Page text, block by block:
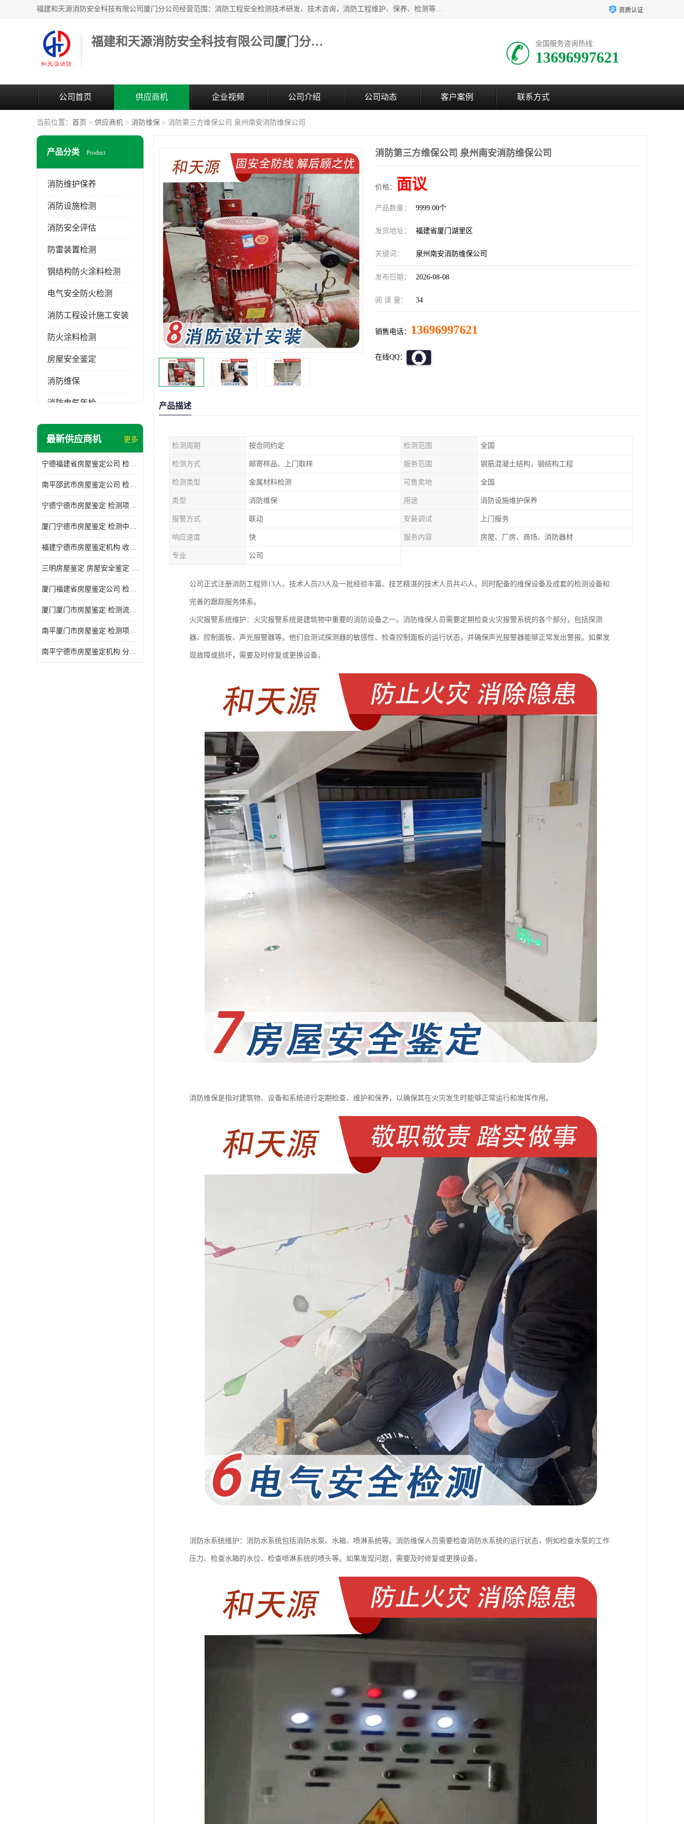
福建和天源消防安全科技有限公司厦门分公司经营范围：消防工程安全检测技术研发、技术咨询，消防工程维护、保养、检测等；主要的服务有：消防工程安全检测,消防工程施工,消防安全评估,消防维保,消防设施检测,消防维护保养,房屋安全鉴定,防雷装置检测,防火涂料检测,消防电气年检,泉州消防施工安装公司；消防器材、建材、五金制品零售。 资质认证
福建和天源消防安全科技有限公司厦门分公司 全国服务咨询热线:
13696997621
公司首页 供应商机 企业视频 公司介绍 公司动态 客户案例 联系方式
当前位置： 首页 > 供应商机 > 消防维保 > 消防第三方维保公司 泉州南安消防维保公司
产品分类 Product
消防维护保养
消防设施检测
消防安全评估
防雷装置检测
钢结构防火涂料检测
电气安全防火检测
消防工程设计施工安装
防火涂料检测
房屋安全鉴定
消防维保
消防电气年检
消防工程施工
最新供应商机 更多
宁德福建省房屋鉴定公司 检测项目广 可及时反馈数据结果
南平邵武市房屋鉴定公司 检测准确率高 加强房屋的日常与管理
宁德宁德市房屋鉴定 检测项目广 可及时反馈数据结果
厦门宁德市房屋鉴定 检测中心 收费合理规范 项目全 周期短
福建宁德市房屋鉴定机构 收费合理规范 加强房屋的日常与管理
三明房屋鉴定 房屋安全鉴定 检测方便 快捷 经验较为丰富
厦门福建省房屋鉴定公司 检测流程规范 加强房屋的日常与管理
厦门厦门市房屋鉴定 检测流程规范 检测方式多样化
南平厦门市房屋鉴定 检测项目广 经验较为丰富
南平宁德市房屋鉴定机构 分析准确度高 可及时反馈数据结果
消防第三方维保公司 泉州南安消防维保公司
价格： 面议
产品数量： 9999.00个
发货地址： 福建省厦门湖里区
关键词： 泉州南安消防维保公司
发布日期： 2026-08-08
阅 读 量： 34
销售电话： 13696997621
在线QQ：
产品描述
检测周期 按合同约定 检测范围 全国
检测方式 邮寄样品、上门取样 服务范围 钢筋混凝土结构，钢结构工程
检测类型 金属材料检测 可售卖地 全国
类型 消防维保 用途 消防设施维护保养
报警方式 联动 安装调试 上门服务
响应速度 快 服务内容 房屋、厂房、商场、消防器材
专业 公司
公司正式注册消防工程师13人，技术人员23人及一批经验丰富、技艺精湛的技术人员共45人，同时配备的维保设备及成套的检测设备和
完善的跟踪服务体系。
火灾报警系统维护：火灾报警系统是建筑物中重要的消防设备之一。消防维保人员需要定期检查火灾报警系统的各个部分，包括探测
器、控制面板、声光报警器等。他们会测试探测器的敏感性、检查控制面板的运行状态，并确保声光报警器能够正常发出警报。如果发
现故障或损坏，需要及时修复或更换设备。
消防维保是指对建筑物、设备和系统进行定期检查、维护和保养，以确保其在火灾发生时能够正常运行和发挥作用。
消防水系统维护：消防水系统包括消防水泵、水箱、喷淋系统等。消防维保人员需要检查消防水系统的运行状态，例如检查水泵的工作
压力、检查水箱的水位、检查喷淋系统的喷头等。如果发现问题，需要及时修复或更换设备。